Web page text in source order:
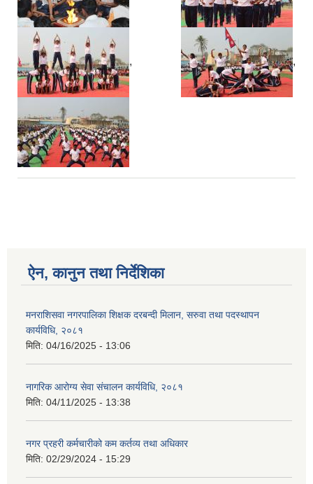
, ,
ऐन, कानुन तथा निर्देशिका
मनराशिसवा नगरपालिका शिक्षक दरबन्दी मिलान, सरुवा तथा पदस्थापन
कार्यविधि, २०८१
मिति: 04/16/2025 - 13:06
नागरिक आरोग्य सेवा संचालन कार्यविधि, २०८१
मिति: 04/11/2025 - 13:38
नगर प्रहरी कर्मचारीको कम कर्तव्य तथा अधिकार
मिति: 02/29/2024 - 15:29